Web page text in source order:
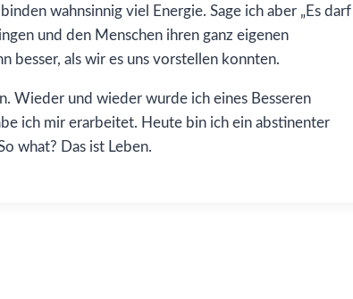
wahnsinnig viel Energie. Sage ich aber „Es darf
und den Menschen ihren ganz eigenen
besser, als wir es uns vorstellen konnten.
Wieder und wieder wurde ich eines Besseren
ich mir erarbeitet. Heute bin ich ein abstinenter
what? Das ist Leben.